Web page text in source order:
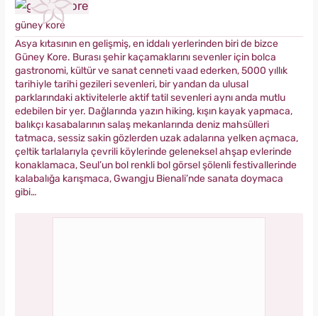
güney kore
Asya kıtasının en gelişmiş, en iddalı yerlerinden biri de bizce
Güney Kore. Burası şehir kaçamaklarını sevenler için bolca
gastronomi, kültür ve sanat cenneti vaad ederken, 5000 yıllık
tarihiyle tarihi gezileri sevenleri, bir yandan da ulusal
parklarındaki aktivitelerle aktif tatil sevenleri aynı anda mutlu
edebilen bir yer. Dağlarında yazın hiking, kışın kayak yapmaca,
balıkçı kasabalarının salaş mekanlarında deniz mahsülleri
tatmaca, sessiz sakin gözlerden uzak adalarına yelken açmaca,
çeltik tarlalarıyla çevrili köylerinde geleneksel ahşap evlerinde
konaklamaca, Seul’un bol renkli bol görsel şölenli festivallerinde
kalabalığa karışmaca, Gwangju Bienali’nde sanata doymaca
gibi…